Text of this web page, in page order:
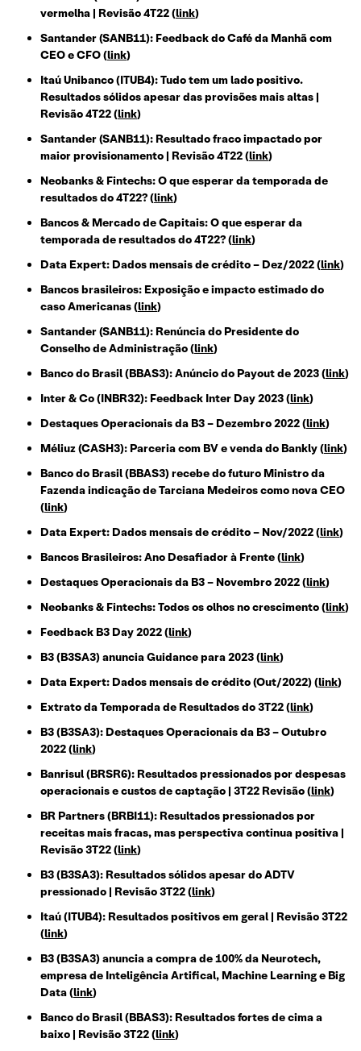
vermelha | Revisão 4T22 (link)
Santander (SANB11): Feedback do Café da Manhã com
CEO e CFO (link)
Itaú Unibanco (ITUB4): Tudo tem um lado positivo.
Resultados sólidos apesar das provisões mais altas |
Revisão 4T22 (link)
Santander (SANB11): Resultado fraco impactado por
maior provisionamento | Revisão 4T22 (link)
Neobanks & Fintechs: O que esperar da temporada de
resultados do 4T22? (link)
Bancos & Mercado de Capitais: O que esperar da
temporada de resultados do 4T22? (link)
Data Expert: Dados mensais de crédito – Dez/2022 (link)
Bancos brasileiros: Exposição e impacto estimado do
caso Americanas (link)
Santander (SANB11): Renúncia do Presidente do
Conselho de Administração (link)
Banco do Brasil (BBAS3): Anúncio do Payout de 2023 (link)
Inter & Co (INBR32): Feedback Inter Day 2023 (link)
Destaques Operacionais da B3 – Dezembro 2022 (link)
Méliuz (CASH3): Parceria com BV e venda do Bankly (link)
Banco do Brasil (BBAS3) recebe do futuro Ministro da
Fazenda indicação de Tarciana Medeiros como nova CEO
(link)
Data Expert: Dados mensais de crédito – Nov/2022 (link)
Bancos Brasileiros: Ano Desafiador à Frente (link)
Destaques Operacionais da B3 – Novembro 2022 (link)
Neobanks & Fintechs: Todos os olhos no crescimento (link)
Feedback B3 Day 2022 (link)
B3 (B3SA3) anuncia Guidance para 2023 (link)
Data Expert: Dados mensais de crédito (Out/2022) (link)
Extrato da Temporada de Resultados do 3T22 (link)
B3 (B3SA3): Destaques Operacionais da B3 – Outubro
2022 (link)
Banrisul (BRSR6): Resultados pressionados por despesas
operacionais e custos de captação | 3T22 Revisão (link)
BR Partners (BRBI11): Resultados pressionados por
receitas mais fracas, mas perspectiva continua positiva |
Revisão 3T22 (link)
B3 (B3SA3): Resultados sólidos apesar do ADTV
pressionado | Revisão 3T22 (link)
Itaú (ITUB4): Resultados positivos em geral | Revisão 3T22
(link)
B3 (B3SA3) anuncia a compra de 100% da Neurotech,
empresa de Inteligência Artifical, Machine Learning e Big
Data (link)
Banco do Brasil (BBAS3): Resultados fortes de cima a
baixo | Revisão 3T22 (link)